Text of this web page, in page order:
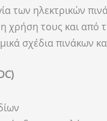
των ηλεκτρικών
η χρήση τους και από
σχέδια πινάκων